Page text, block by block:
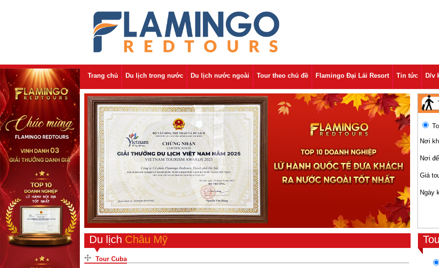
Trang chủ Du lịch trong nước Du lịch nước ngoài Tour theo chủ đề Flamingo Đại Lải Resort Tin tức D/v
Nơi
Nơi
Giá
Ngày
Du lịch Châu Mỹ
Tour Cuba